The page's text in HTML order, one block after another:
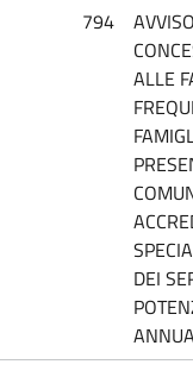
794
ALLE
DEI